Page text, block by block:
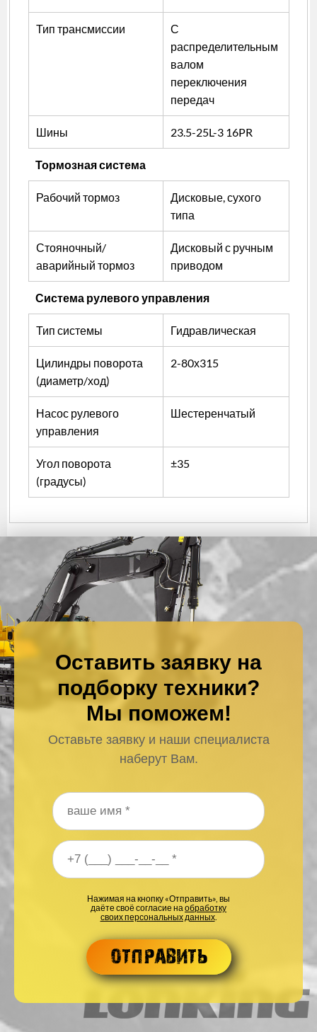
Тип трансмиссии
С
распределительным
валом
переключения
передач
Шины 23.5-25L-3 16PR
Тормозная система
Рабочий тормоз
Дисковые, сухого
типа
Стояночный/
аварийный тормоз
Дисковый с ручным
приводом
Система рулевого управления
Тип системы Гидравлическая
Цилиндры поворота
(диаметр/ход)
2-80х315
Насос рулевого
управления
Шестеренчатый
Угол поворота
(градусы)
±35
Оставить заявку на
подборку техники?
Мы поможем!
Оставьте заявку и наши специалиста
наберут Вам.
Ваше имя*
Ваш номер телефона*
Нажимая на кнопку «Отправить», вы
даёте своё согласие наобработку
своих персональных данных.